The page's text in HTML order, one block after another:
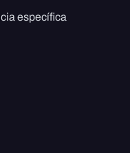
específica